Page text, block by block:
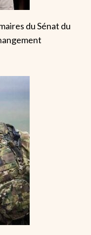
du Sénat du